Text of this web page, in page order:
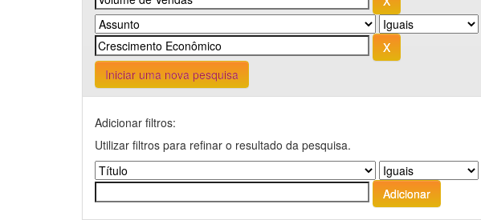
Iniciar uma nova pesquisa
Adicionar filtros:
Utilizar filtros para refinar o resultado da pesquisa.